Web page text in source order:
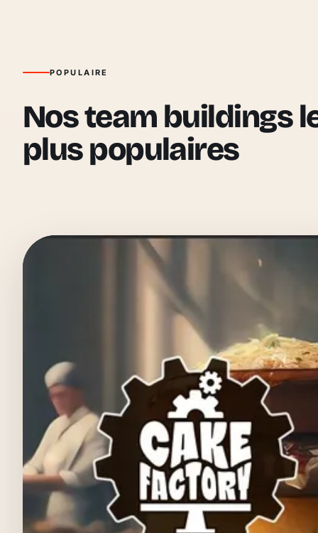
POPULAIRE
Nos team buildings
plus populaires